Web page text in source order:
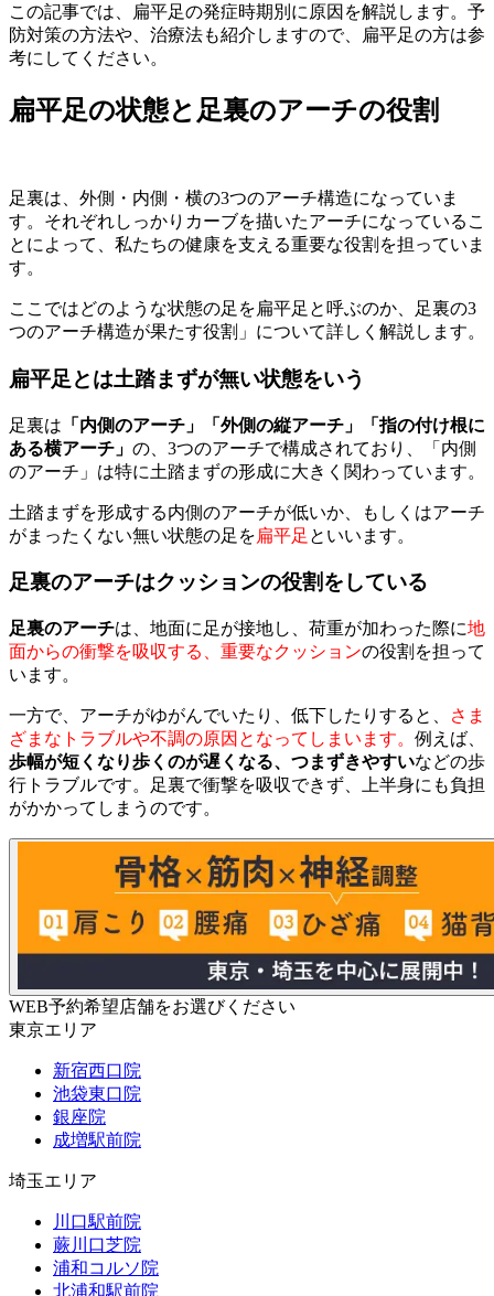
この記事では、扁平足の発症時期別に原因を解説します。予
防対策の方法や、治療法も紹介しますので、扁平足の方は参
考にしてください。
扁平足の状態と足裏のアーチの役割
足裏は、外側・内側・横の3つのアーチ構造になっていま
す。それぞれしっかりカーブを描いたアーチになっているこ
とによって、私たちの健康を支える重要な役割を担っていま
す。
ここではどのような状態の足を扁平足と呼ぶのか、足裏の3
つのアーチ構造が果たす役割」について詳しく解説します。
扁平足とは土踏まずが無い状態をいう
足裏は 「内側のアーチ」「外側の縦アーチ」「指の付け根に
ある横アーチ」 の、3つのアーチで構成されており、「内側
のアーチ」は特に土踏まずの形成に大きく関わっています。
土踏まずを形成する内側のアーチが低いか、もしくはアーチ
がまったくない無い状態の足を扁平足 といいます。
足裏のアーチはクッションの役割をしている
足裏のアーチは、地面に足が接地し、荷重が加わった際に地
面からの衝撃を吸収する、重要なクッションの役割を担って
います。
一方で、アーチがゆがんでいたり、低下したりすると、
さま
ざまなトラブルや不調の原因となってしまいます。 例えば、
歩幅が短くなり歩くのが遅くなる、つまずきやすいなどの歩
行トラブルです。足裏で衝撃を吸収できず、上半身にも負担
がかかってしまうのです。
WEB予約希望店舗をお選びください
東京エリア
新宿西口院
池袋東口院
銀座院
成増駅前院
埼玉エリア
川口駅前院
蕨川口芝院
浦和コルソ院
北浦和駅前院